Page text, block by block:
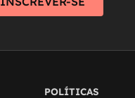
POLÍTICAS